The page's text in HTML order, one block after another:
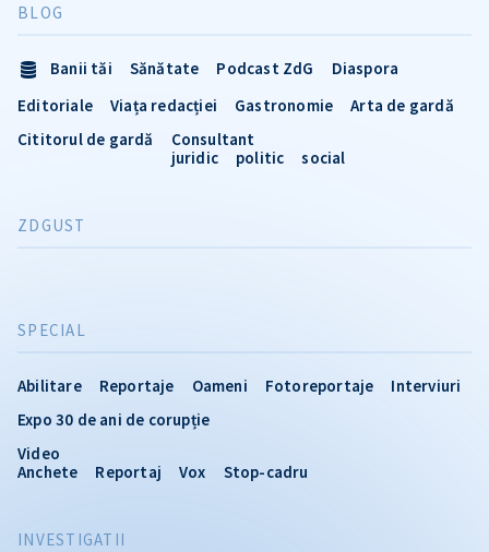
INVESTIGATII
SPECIAL
Abilitare Reportaje Oameni Fotoreportaje
Interviuri
Expo 30 de ani de corupție
Video
Anchete
Reportaj Vox Stop-cadru
BLOG
Banii tăi Sănătate Podcast ZdG
Diaspora
Editoriale
Viața redacției Gastronomie
Arta de gardă
Cititorul de gardă
Consultant
juridic
politic social
ZDGUST